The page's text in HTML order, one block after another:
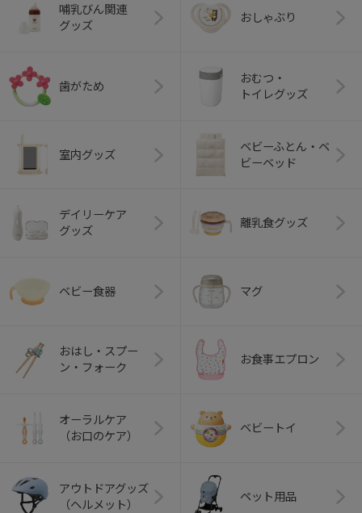
哺乳びん関連
グッズ
おしゃぶり
歯がため
おむつ・
トイレグッズ
室内グッズ
ベビーふとん・ベ
ビーベッド
デイリーケア
グッズ
離乳食グッズ
ベビー食器 マグ
おはし・スプー
ン・フォーク
お食事エプロン
オーラルケア
（お口のケア）
ベビートイ
アウトドアグッズ
（ヘルメット）
ペット用品